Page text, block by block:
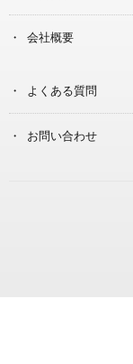
会社概要
よくある質問
お問い合わせ